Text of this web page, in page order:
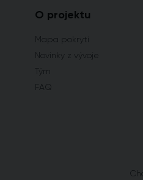
O projektu
Mapa pokrytí
Novinky z vývoje
Tým
FAQ